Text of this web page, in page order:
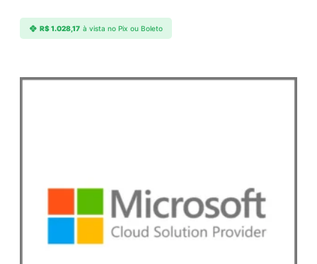
R$1.028,17 à vista no Pix ou Boleto